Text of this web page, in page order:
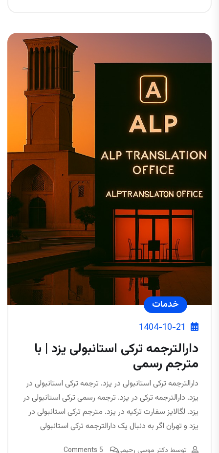
خدمات
1404-10-21
دارالترجمه ترکی استانبولی یزد | با
مترجم رسمی
دارالترجمه ترکی استانبولی در یزد. ترجمه ترکی استانبولی در
یزد. دارالترجمه ترکی در یزد. ترجمه رسمی ترکی استانبولی در
یزد. لگالایز سفارت ترکیه در یزد. مترجم ترکی استانبولی در
یزد و تهران اگر به دنبال یک دارالترجمه ترکی استانبولی
توسط دکتر موسی رحیمی 5 Comments